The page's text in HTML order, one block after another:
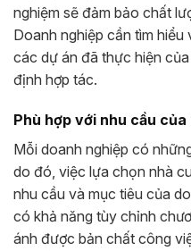
nghiệm sẽ đảm bảo chất
Doanh nghiệp cần tìm hiểu
các dự án đã thực hiện
định hợp tác.
Phù hợp với nhu cầu
Mỗi doanh nghiệp có
do đó, việc lựa chọn nhà
nhu cầu và mục tiêu của
có khả năng tùy chỉnh
ánh được bản chất công